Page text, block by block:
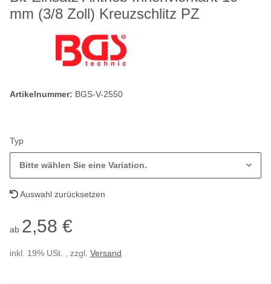
mm (3/8 Zoll) Kreuzschlitz PZ
Artikelnummer: BGS-V-2550
Typ
Bitte wählen Sie eine Variation.
Auswahl zurücksetzen
ab 2,58 €
inkl. 19% USt. , zzgl. Versand